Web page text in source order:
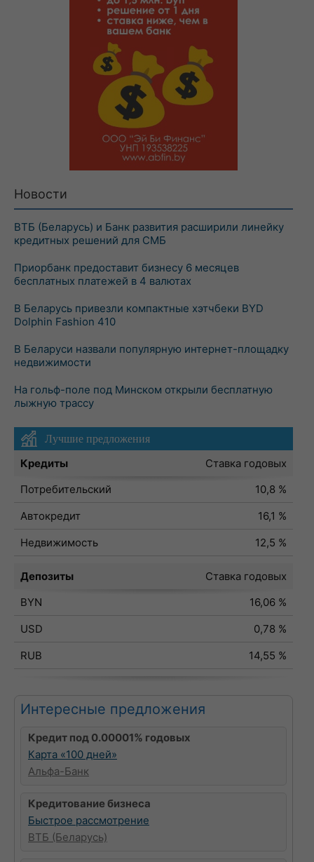
Новости
ВТБ (Беларусь) и Банк развития расширили линейку
кредитных решений для СМБ
Приорбанк предоставит бизнесу 6 месяцев
бесплатных платежей в 4 валютах
В Беларусь привезли компактные хэтчбеки BYD
Dolphin Fashion 410
В Беларуси назвали популярную интернет-площадку
недвижимости
На гольф-поле под Минском открыли бесплатную
лыжную трассу
Лучшие предложения
Кредиты
Ставка годовых
Потребительский
10,8 %
Автокредит
16,1 %
Недвижимость
12,5 %
Депозиты
Ставка годовых
BYN
16,06 %
USD
0,78 %
RUB
14,55 %
Интересные предложения
Кредит под 0.00001% годовых
Карта «100 дней»
Альфа-Банк
Кредитование бизнеса
Быстрое рассмотрение
ВТБ (Беларусь)